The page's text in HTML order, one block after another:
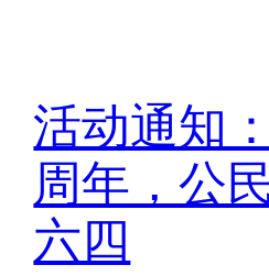
活动通知
周年，公
六四